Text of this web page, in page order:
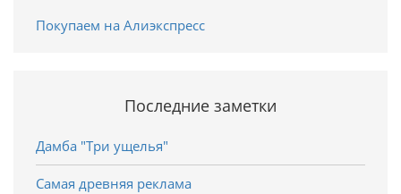
Покупаем на Алиэкспресс
Последние заметки
Дамба "Три ущелья"
Самая древняя реклама